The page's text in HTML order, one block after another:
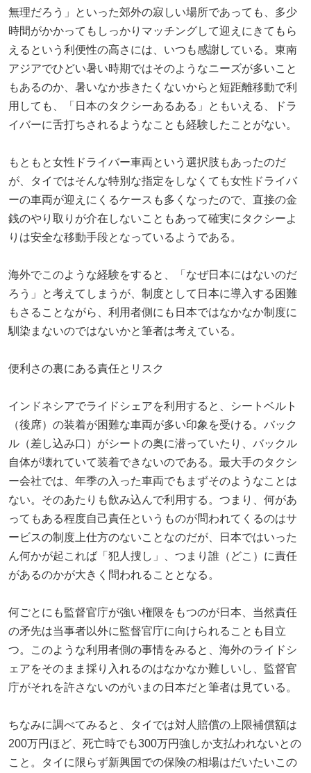
無理だろう」といった郊外の寂しい場所であっても、多少
時間がかかってもしっかりマッチングして迎えにきてもら
えるという利便性の高さには、いつも感謝している。東南
アジアでひどい暑い時期ではそのようなニーズが多いこと
もあるのか、暑いなか歩きたくないからと短距離移動で利
用しても、「日本のタクシーあるある」ともいえる、ドラ
イバーに舌打ちされるようなことも経験したことがない。
もともと女性ドライバー車両という選択肢もあったのだ
が、タイではそんな特別な指定をしなくても女性ドライバ
ーの車両が迎えにくるケースも多くなったので、直接の金
銭のやり取りが介在しないこともあって確実にタクシーよ
りは安全な移動手段となっているようである。
海外でこのような経験をすると、「なぜ日本にはないのだ
ろう」と考えてしまうが、制度として日本に導入する困難
もさることながら、利用者側にも日本ではなかなか制度に
馴染まないのではないかと筆者は考えている。
便利さの裏にある責任とリスク
インドネシアでライドシェアを利用すると、シートベルト
（後席）の装着が困難な車両が多い印象を受ける。バック
ル（差し込み口）がシートの奥に潜っていたり、バックル
自体が壊れていて装着できないのである。最大手のタクシ
ー会社では、年季の入った車両でもまずそのようなことは
ない。そのあたりも飲み込んで利用する。つまり、何があ
ってもある程度自己責任というものが問われてくるのはサ
ービスの制度上仕方のないことなのだが、日本ではいった
ん何かが起これば「犯人捜し」、つまり誰（どこ）に責任
があるのかが大きく問われることとなる。
何ごとにも監督官庁が強い権限をもつのが日本、当然責任
の矛先は当事者以外に監督官庁に向けられることも目立
つ。このような利用者側の事情をみると、海外のライドシ
ェアをそのまま採り入れるのはなかなか難しいし、監督官
庁がそれを許さないのがいまの日本だと筆者は見ている。
ちなみに調べてみると、タイでは対人賠償の上限補償額は
200万円ほど、死亡時でも300万円強しか支払われないとの
こと。タイに限らず新興国での保険の相場はだいたいこの